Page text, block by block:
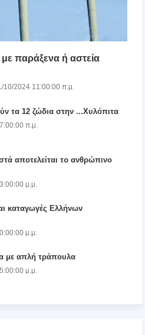
παράξενα ή αστεία
10/2024 11:00:00 π.μ.
τα 12 ζώδια στην ...Χυλόπιτα
π.μ.
αποτελείται το ανθρώπινο
μ.μ.
καταγωγές Ελλήνων
μ.μ.
με απλή τράπουλα
μ.μ.